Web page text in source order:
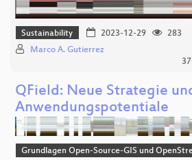
Sustainability 2023-12-29
283
Marco A. Gutierrez
QField: Neue Strategie
Anwendungspotentiale
Grundlagen Open-Source-GIS und